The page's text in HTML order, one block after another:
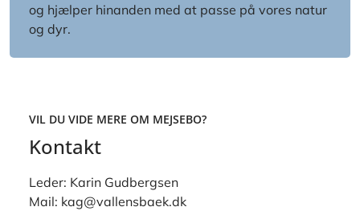
og hjælper hinanden med at passe på vores natur
og dyr.
VIL DU VIDE MERE OM MEJSEBO?
Kontakt
Leder: Karin Gudbergsen
Mail: kag@vallensbaek.dk